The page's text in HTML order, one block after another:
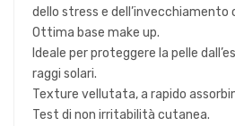
dello stress e dell’invecchiamento
Ottima base make up.
Ideale per proteggere la pelle
raggi solari.
Texture vellutata, a rapido
Test di non irritabilità cutanea.